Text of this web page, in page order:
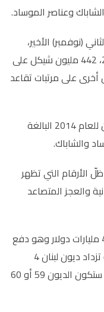
وعناصر الموساد.
(نوفمبر) الأخير،
أنفقت الحكومة في العام المنصرم 2013، 442 مليون شيكل على
و429 مليون شيكل أخرى على مرتبات تقاعد
وبهدف المقارنة فقط، تبلغ ميزانية الأردن للعام 2014 البالغة
الأرقام التي تظهر
والعجز المتصاعد
أمّا في لبنان فإنّ عجز الموازنة يصل إلى 4 مليارات دولار وهو دفع
فوائد ديون 55 مليار دولار وبذلك كل سنة تزداد ديون لبنان 4
مليارات دولار، ومعنى ذلك أنه سنة 2013 ستكون الديون 59 أو 60